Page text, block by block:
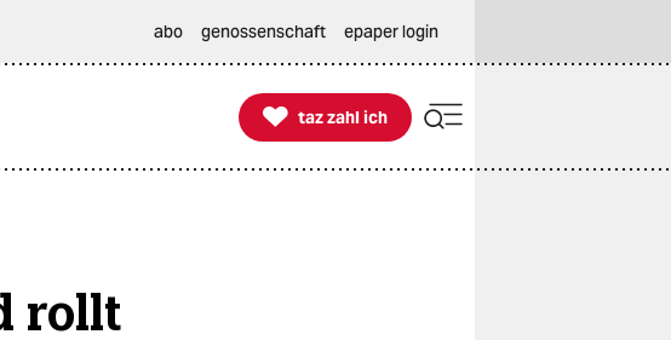
abo genossenschaft epaper login

taz zahl ich
taz zahl ich
rollt